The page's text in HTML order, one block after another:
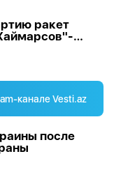
ракет
канале Vesti.az
после